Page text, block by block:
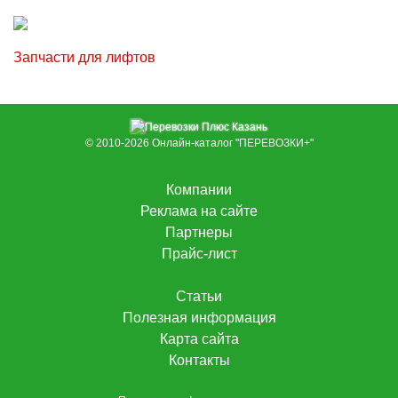
Запчасти для лифтов
© 2010-2026 Онлайн-каталог "ПЕРЕВОЗКИ+"
Компании
Реклама на сайте
Партнеры
Прайс-лист
Статьи
Полезная информация
Карта сайта
Контакты